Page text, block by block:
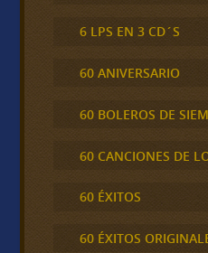
6 LPS EN 3 CD´S
60 ANIVERSARIO
60 BOLEROS DE
60 CANCIONES DE
60 ÉXITOS
60 ÉXITOS